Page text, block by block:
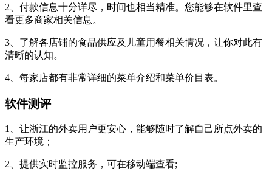
2、付款信息十分详尽，时间也相当精准。您能够在软件里查
看更多商家相关信息。
3、了解各店铺的食品供应及儿童用餐相关情况，让你对此有
清晰的认知。
4、每家店都有非常详细的菜单介绍和菜单价目表。
软件测评
1、让浙江的外卖用户更安心，能够随时了解自己所点外卖的
生产环境；
2、提供实时监控服务，可在移动端查看;